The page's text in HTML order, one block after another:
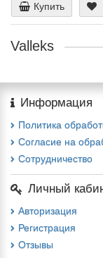
Купить
Valleks
Информация
Политика
Согласие на
Сотрудничество
Личный
Авторизация
Регистрация
Отзывы